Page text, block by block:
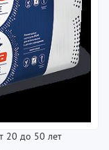
20 до 50 лет